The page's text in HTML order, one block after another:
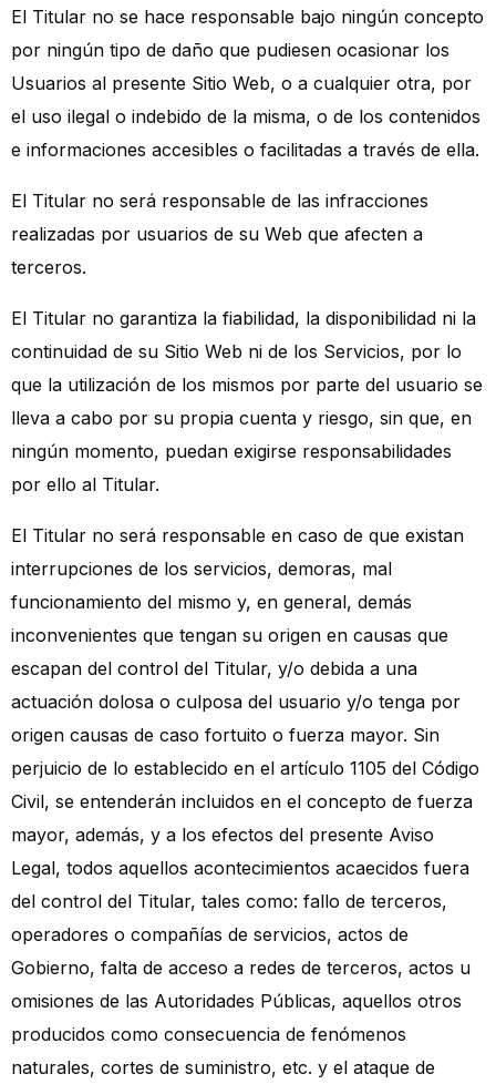
El Titular no se hace responsable bajo ningún concepto
por ningún tipo de daño que pudiesen ocasionar los
Usuarios al presente Sitio Web, o a cualquier otra, por
el uso ilegal o indebido de la misma, o de los contenidos
e informaciones accesibles o facilitadas a través de ella.
El Titular no será responsable de las infracciones
realizadas por usuarios de su Web que afecten a
terceros.
El Titular no garantiza la fiabilidad, la disponibilidad ni la
continuidad de su Sitio Web ni de los Servicios, por lo
que la utilización de los mismos por parte del usuario se
lleva a cabo por su propia cuenta y riesgo, sin que, en
ningún momento, puedan exigirse responsabilidades
por ello al Titular.
El Titular no será responsable en caso de que existan
interrupciones de los servicios, demoras, mal
funcionamiento del mismo y, en general, demás
inconvenientes que tengan su origen en causas que
escapan del control del Titular, y/o debida a una
actuación dolosa o culposa del usuario y/o tenga por
origen causas de caso fortuito o fuerza mayor. Sin
perjuicio de lo establecido en el artículo 1105 del Código
Civil, se entenderán incluidos en el concepto de fuerza
mayor, además, y a los efectos del presente Aviso
Legal, todos aquellos acontecimientos acaecidos fuera
del control del Titular, tales como: fallo de terceros,
operadores o compañías de servicios, actos de
Gobierno, falta de acceso a redes de terceros, actos u
omisiones de las Autoridades Públicas, aquellos otros
producidos como consecuencia de fenómenos
naturales, cortes de suministro, etc. y el ataque de